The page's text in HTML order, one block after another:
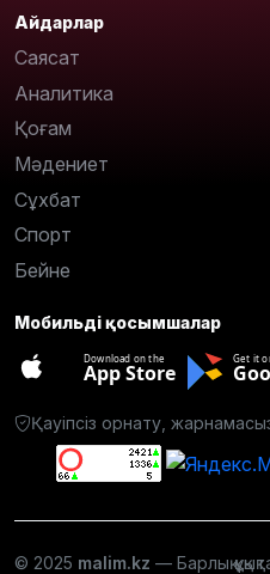
Айдарлар
Саясат
Аналитика
Қоғам
Мәдениет
Сұхбат
Спорт
Бейне
Мобильді қосымшалар
Download on the
App Store
Get it
Қауіпсіз орнату,
© 2025 malim.kz — Барлық